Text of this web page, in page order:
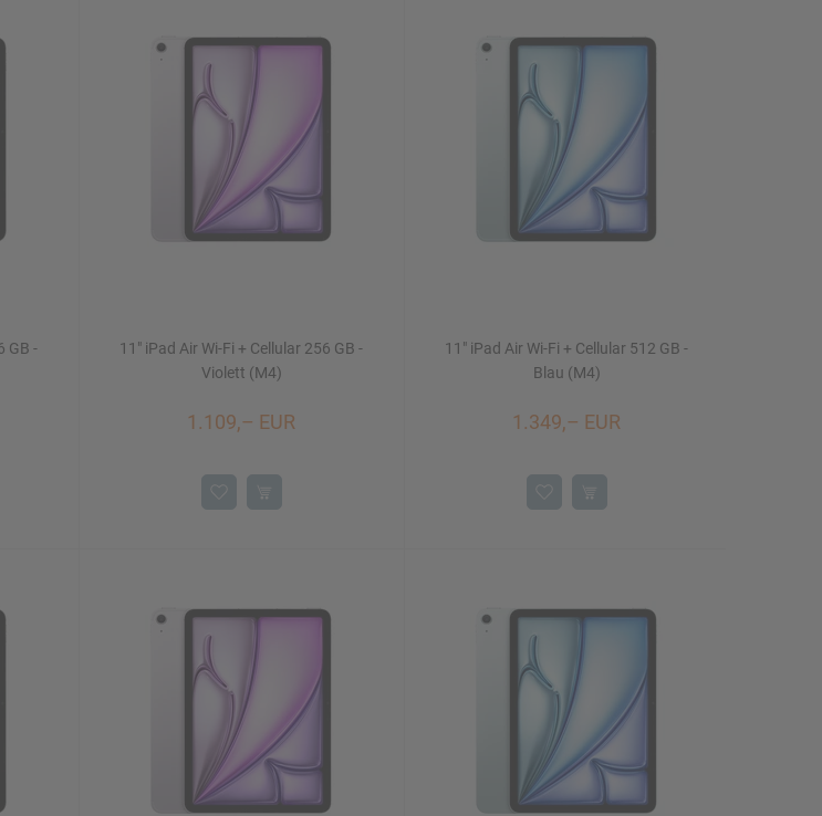
GB -
11" iPad Air Wi-Fi + Cellular 256 GB -
Violett (M4)
1.109,– EUR
11" iPad Air Wi-Fi + Cellular 512 GB -
Blau (M4)
1.349,– EUR